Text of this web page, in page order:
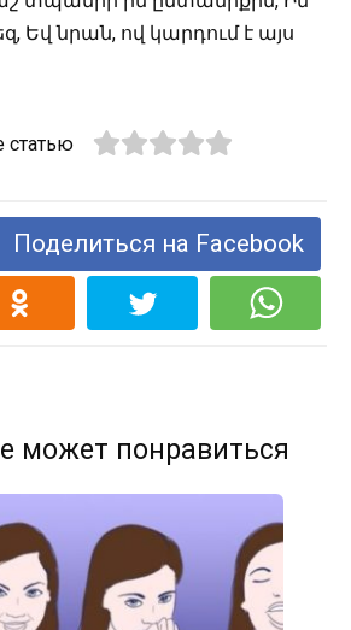
Եվ նրան, ով կարդում է այս
статью
Поделиться на Facebook
может понравиться